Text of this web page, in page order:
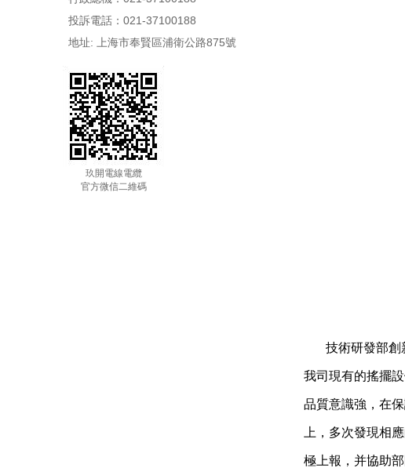
投訴電話：021-37100188
地址: 上海市奉賢區浦衛公路875號
玖開電線電纜
官方微信二維碼
技術研發部創新
我司現有的搖擺
品質意識強，在
上，多次發現相
極上報，并協助